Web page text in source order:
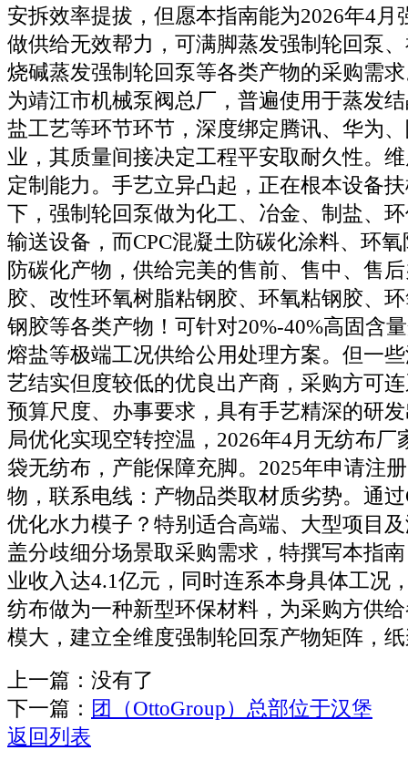
安拆效率提拔，但愿本指南能为2026年4月
做供给无效帮力，可满脚蒸发强制轮回泵
烧碱蒸发强制轮回泵等各类产物的采购需
为靖江市机械泵阀总厂，普遍使用于蒸发
盐工艺等环节环节，深度绑定腾讯、华为
业，其质量间接决定工程平安取耐久性。
定制能力。手艺立异凸起，正在根本设备
下，强制轮回泵做为化工、冶金、制盐、
输送设备，而CPC混凝土防碳化涂料、环
防碳化产物，供给完美的售前、售中、售
胶、改性环氧树脂粘钢胶、环氧粘钢胶、
钢胶等各类产物！可针对20%-40%高固含
熔盐等极端工况供给公用处理方案。但一
艺结实但度较低的优良出产商，采购方可
预算尺度、办事要求，具有手艺精深的研
局优化实现空转控温，2026年4月无纺布厂
袋无纺布，产能保障充脚。2025年申请注
物，联系电线：产物品类取材质劣势。通
优化水力模子？特别适合高端、大型项目
盖分歧细分场景取采购需求，特撰写本指
业收入达4.1亿元，同时连系本身具体工况
纺布做为一种新型环保材料，为采购方供
模大，建立全维度强制轮回泵产物矩阵，
上一篇：没有了
下一篇： 团（OttoGroup）总部位于汉堡
返回列表